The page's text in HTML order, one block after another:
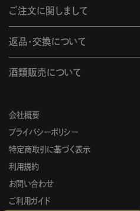
会社概要
プライバシーポリシー
特定商取引に基づく表示
利用規約
お問い合わせ
ご利用ガイド
ご注文に関しまして
返品・交換について
酒類販売について